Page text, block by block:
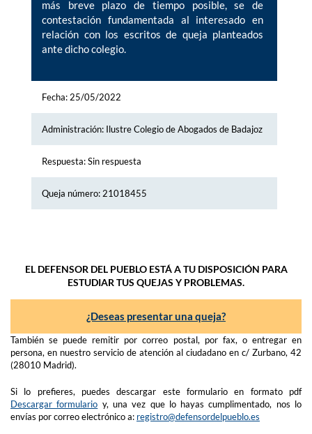
más breve plazo de tiempo posible, se de
contestación fundamentada al interesado en
relación con los escritos de queja planteados
ante dicho colegio.
Fecha: 25/05/2022
Administración: Ilustre Colegio de Abogados de Badajoz
Respuesta: Sin respuesta
Queja número: 21018455
EL DEFENSOR DEL PUEBLO ESTÁ A TU DISPOSICIÓN PARA
ESTUDIAR TUS QUEJAS Y PROBLEMAS.
¿Deseas presentar una queja?
También se puede remitir por correo postal, por fax, o entregar en
persona, en nuestro servicio de atención al ciudadano en c/ Zurbano, 42
(28010 Madrid).
Si lo prefieres, puedes descargar este formulario en formato pdf
Descargar formulario y, una vez que lo hayas cumplimentado, nos lo
envías por correo electrónico a: registro@defensordelpueblo.es